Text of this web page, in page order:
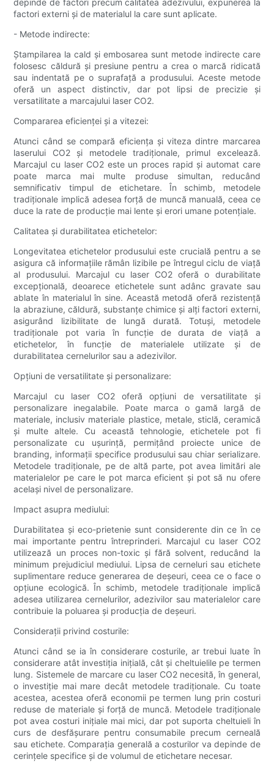
depinde de factori precum calitatea adezivului, expunerea la
factori externi și de materialul la care sunt aplicate.
- Metode indirecte:
Ștampilarea la cald și embosarea sunt metode indirecte care
folosesc căldură și presiune pentru a crea o marcă ridicată
sau indentată pe o suprafață a produsului. Aceste metode
oferă un aspect distinctiv, dar pot lipsi de precizie și
versatilitate a marcajului laser CO2.
Compararea eficienței și a vitezei:
Atunci când se compară eficiența și viteza dintre marcarea
laserului CO2 și metodele tradiționale, primul excelează.
Marcajul cu laser CO2 este un proces rapid și automat care
poate marca mai multe produse simultan, reducând
semnificativ timpul de etichetare. În schimb, metodele
tradiționale implică adesea forță de muncă manuală, ceea ce
duce la rate de producție mai lente și erori umane potențiale.
Calitatea și durabilitatea etichetelor:
Longevitatea etichetelor produsului este crucială pentru a se
asigura că informațiile rămân lizibile pe întregul ciclu de viață
al produsului. Marcajul cu laser CO2 oferă o durabilitate
excepțională, deoarece etichetele sunt adânc gravate sau
ablate în materialul în sine. Această metodă oferă rezistență
la abraziune, căldură, substanțe chimice și alți factori externi,
asigurând lizibilitate de lungă durată. Totuși, metodele
tradiționale pot varia în funcție de durata de viață a
etichetelor, în funcție de materialele utilizate și de
durabilitatea cernelurilor sau a adezivilor.
Opțiuni de versatilitate și personalizare:
Marcajul cu laser CO2 oferă opțiuni de versatilitate și
personalizare inegalabile. Poate marca o gamă largă de
materiale, inclusiv materiale plastice, metale, sticlă, ceramică
și multe altele. Cu această tehnologie, etichetele pot fi
personalizate cu ușurință, permițând proiecte unice de
branding, informații specifice produsului sau chiar serializare.
Metodele tradiționale, pe de altă parte, pot avea limitări ale
materialelor pe care le pot marca eficient și pot să nu ofere
același nivel de personalizare.
Impact asupra mediului:
Durabilitatea și eco-prietenie sunt considerente din ce în ce
mai importante pentru întreprinderi. Marcajul cu laser CO2
utilizează un proces non-toxic și fără solvent, reducând la
minimum prejudiciul mediului. Lipsa de cerneluri sau etichete
suplimentare reduce generarea de deșeuri, ceea ce o face o
opțiune ecologică. În schimb, metodele tradiționale implică
adesea utilizarea cernelurilor, adezivilor sau materialelor care
contribuie la poluarea și producția de deșeuri.
Considerații privind costurile:
Atunci când se ia în considerare costurile, ar trebui luate în
considerare atât investiția inițială, cât și cheltuielile pe termen
lung. Sistemele de marcare cu laser CO2 necesită, în general,
o investiție mai mare decât metodele tradiționale. Cu toate
acestea, acestea oferă economii pe termen lung prin costuri
reduse de materiale și forță de muncă. Metodele tradiționale
pot avea costuri inițiale mai mici, dar pot suporta cheltuieli în
curs de desfășurare pentru consumabile precum cerneală
sau etichete. Comparația generală a costurilor va depinde de
cerințele specifice și de volumul de etichetare necesar.